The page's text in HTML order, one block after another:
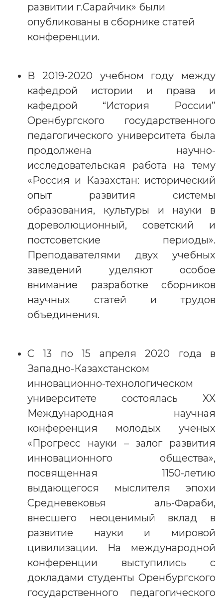
развитии г.Сарайчик» были
опубликованы в сборнике статей
конференции.
В 2019-2020 учебном году между
кафедрой истории и права и
кафедрой “История России”
Оренбургского государственного
педагогического университета была
продолжена научно-
исследовательская работа на тему
«Россия и Казахстан: исторический
опыт развития системы
образования, культуры и науки в
дореволюционный, советский и
постсоветские периоды».
Преподавателями двух учебных
заведений уделяют особое
внимание разработке сборников
научных статей и трудов
объединения.
С 13 по 15 апреля 2020 года в
Западно-Казахстанском
инновационно-технологическом
университете состоялась XX
Международная научная
конференция молодых ученых
«Прогресс науки – залог развития
инновационного общества»,
посвященная 1150-летию
выдающегося мыслителя эпохи
Средневековья аль-Фараби,
внесшего неоценимый вклад в
развитие науки и мировой
цивилизации. На международной
конференции выступились с
докладами студенты Оренбургского
государственного педагогического